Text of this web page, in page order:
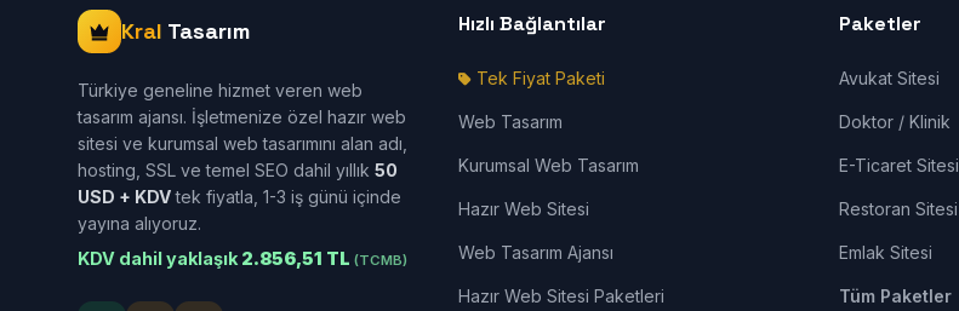
Kral Tasarım
Türkiye geneline hizmet veren web
tasarım ajansı. İşletmenize özel hazır web
sitesi ve kurumsal web tasarımını alan adı,
hosting, SSL ve temel SEO dahil yıllık 50
USD + KDVtek fiyatla, 1-3 iş günü içinde
yayına alıyoruz.
KDV dahil yaklaşık 2.856,51 TL (TCMB)
Hızlı Bağlantılar
Tek Fiyat Paketi
Web Tasarım
Kurumsal Web Tasarım
Hazır Web Sitesi
Web Tasarım Ajansı
Hazır Web Sitesi Paketleri
Paketler
Avukat Sitesi
Doktor / Klinik
E-Ticaret Sitesi
Restoran Sitesi
Emlak Sitesi
Tüm Paketler